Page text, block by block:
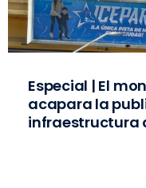
Especial | El
acapara la
infraestructura